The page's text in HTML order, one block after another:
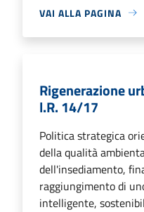
VAI ALLA PAGINA
Rigenerazione
l.R. 14/17
Politica strategica
della qualità
dell'insediamento,
raggiungimento di
intelligente,